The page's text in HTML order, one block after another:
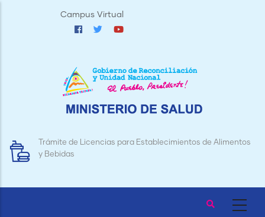
Campus Virtual
Trámite de Licencias para Establecimientos de Alimentos
y Bebidas